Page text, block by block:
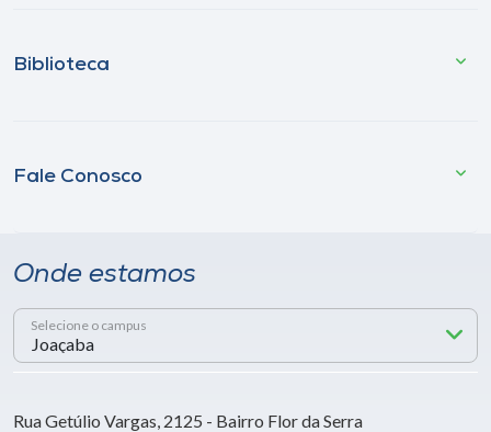
Biblioteca
Fale Conosco
Onde estamos
Selecione o campus
Rua Getúlio Vargas, 2125 - Bairro Flor da Serra